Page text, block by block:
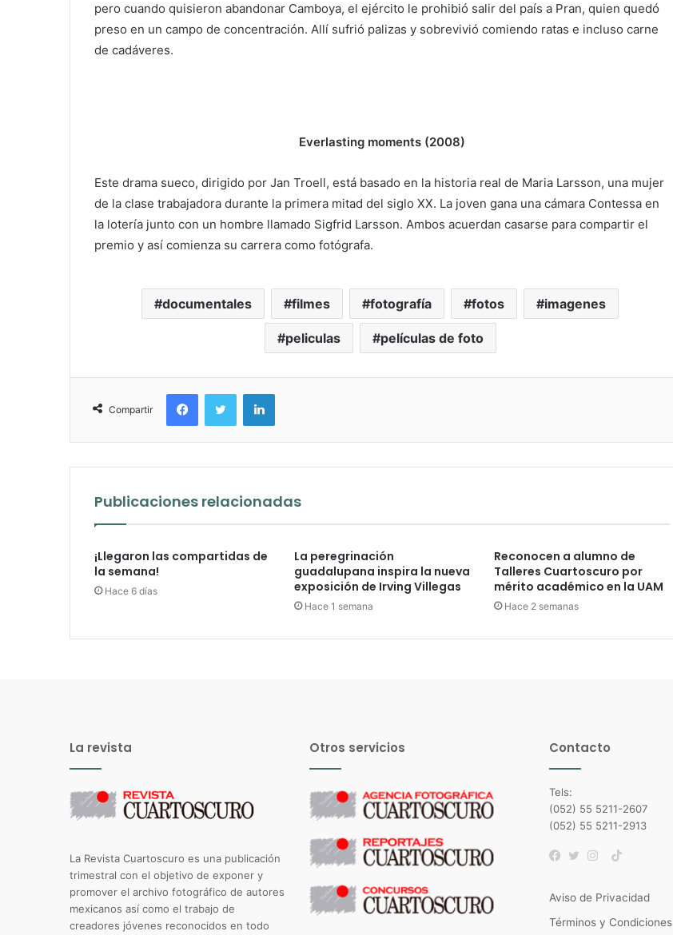
pero cuando quisieron abandonar Camboya, el ejército le prohibió salir del país a Pran, quien quedó
preso en un campo de concentración. Allí sufrió palizas y sobrevivió comiendo ratas e incluso carne
de cadáveres.
Everlasting moments (2008)
Este drama sueco, dirigido por Jan Troell, está basado en la historia real de Maria Larsson, una mujer
de la clase trabajadora durante la primera mitad del siglo XX. La joven gana una cámara Contessa en
la lotería junto con un hombre llamado Sigfrid Larsson. Ambos acuerdan casarse para compartir el
premio y así comienza su carrera como fotógrafa.
documentales filmes fotografía fotos imagenes
peliculas películas de foto
Compartir
FacebookTwitter LinkedIn
Publicaciones relacionadas
¡Llegaron las compartidas de
la semana!
Hace 6 días
La peregrinación
guadalupana inspira la nueva
exposición de Irving Villegas
Hace 1 semana
Reconocen a alumno de
Talleres Cuartoscuro por
mérito académico en la UAM
Hace 2 semanas
La revista
La Revista Cuartoscuro es una publicación
trimestral con el objetivo de exponer y
promover el archivo fotográfico de autores
mexicanos así como el trabajo de
creadores jóvenes reconocidos en todo
Otros servicios Contacto
Tels:
(052) 55 5211-2607
(052) 55 5211-2913
TikTok
Aviso de Privacidad
Términos y Condiciones